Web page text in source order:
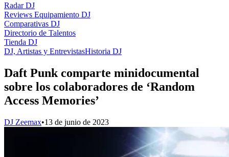
Radar DJ
Reviews Equipamiento DJ
Comparativas DJ
Directorio de Talentos
Tienda DJ
DJ, Artistas y EntrevistasHistoria DJ
Daft Punk comparte minidocumental
sobre los colaboradores de ‘Random
Access Memories’
DJ Zeemax•13 de junio de 2023